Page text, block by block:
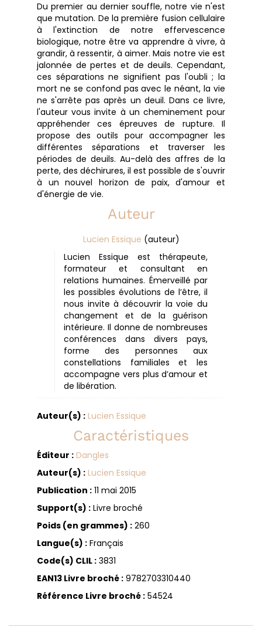
Du premier au dernier souffle, notre vie n'est
que mutation. De la première fusion cellulaire
à l'extinction de notre effervescence
biologique, notre être va apprendre à vivre, à
grandir, à ressentir, à aimer. Mais notre vie est
jalonnée de pertes et de deuils. Cependant,
ces séparations ne signifient pas l'oubli ; la
mort ne se confond pas avec le néant, la vie
ne s'arrête pas après un deuil. Dans ce livre,
l'auteur vous invite à un cheminement pour
appréhender ces épreuves de rupture. Il
propose des outils pour accompagner les
différentes séparations et traverser les
périodes de deuils. Au-delà des affres de la
perte, des déchirures, il est possible de s'ouvrir
à un nouvel horizon de paix, d'amour et
d'énergie de vie.
Auteur
Lucien Essique (auteur)
Lucien Essique est thérapeute,
formateur et consultant en
relations humaines. Émerveillé par
les possibles évolutions de l’être, il
nous invite à découvrir la voie du
changement et de la guérison
intérieure. Il donne de nombreuses
conférences dans divers pays,
forme des personnes aux
constellations familiales et les
accompagne vers plus d’amour et
de libération.
Auteur(s) : Lucien Essique
Caractéristiques
Éditeur : Dangles
Auteur(s) : Lucien Essique
Publication :11 mai 2015
Support(s) :Livre broché
Poids (en grammes) :260
Langue(s) :Français
Code(s) CLIL :3831
EAN13 Livre broché :9782703310440
Référence Livre broché :54524